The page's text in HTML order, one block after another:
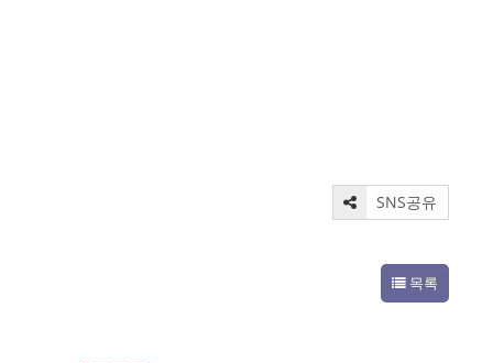
SNS공유
목록